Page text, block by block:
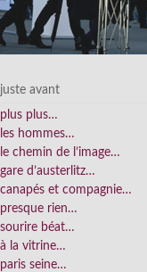
juste avant
plus plus…
les hommes…
le chemin de l’image…
gare d’austerlitz…
canapés et compagnie…
presque rien…
sourire béat…
à la vitrine…
paris seine…